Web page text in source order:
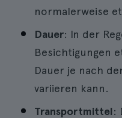
normalerweise
Dauer: In der
Besichtigungen
Dauer je nach
variieren kann.
Transportmittel: